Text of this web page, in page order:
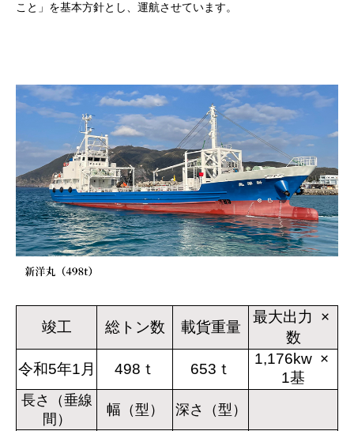
こと」を基本方針とし、運航させています。
竣工 総トン数 載貨重量
最大出力 ×
数
令和5年1月
498ｔ 653ｔ
1,176kw ×
1基
長さ（垂線
間）
幅（型） 深さ（型）